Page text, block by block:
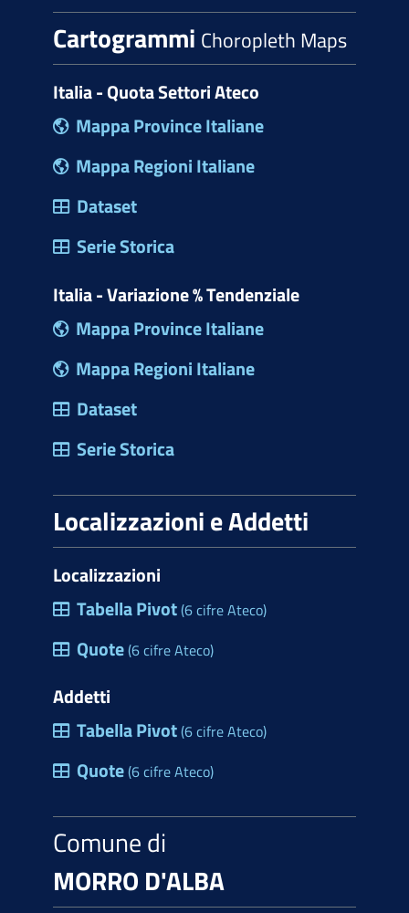
Cartogrammi Choropleth Maps
Italia - Quota Settori Ateco
Mappa Province Italiane
Mappa Regioni Italiane
Dataset
Serie Storica
Italia - Variazione % Tendenziale
Mappa Province Italiane
Mappa Regioni Italiane
Dataset
Serie Storica
Localizzazioni e Addetti
Localizzazioni
Tabella Pivot(6 cifre Ateco)
Quote(6 cifre Ateco)
Addetti
Tabella Pivot(6 cifre Ateco)
Quote(6 cifre Ateco)
Comune di
MORRO D'ALBA